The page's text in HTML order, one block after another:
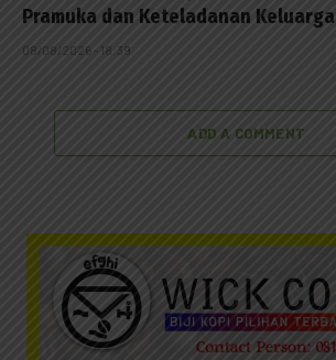
Pramuka dan Keteladanan Keluarga
08/08/2026 - 18:39
ADD A COMMENT